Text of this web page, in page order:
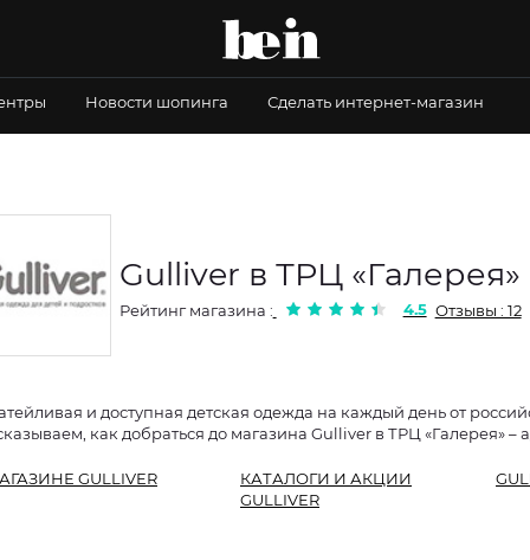
Новости шопинга Сделать интернет-магазин
Gulliver в ТРЦ «Галерея»
Рейтинг магазина : 4.5 Отзывы : 12
и доступная детская одежда на каждый день от
как добраться до магазина Gulliver в ТРЦ «Галерея» –
GULLIVER
КАТАЛОГИ И АКЦИИ
GULLIVER